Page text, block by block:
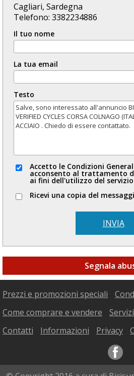
Cagliari, Sardegna
Telefono: 3382234886
Il tuo nome
La tua email
Testo
Accetto le Condizioni
acconsento al trattamento
ai fini dell'utilizzo del
Ricevi una copia del
INVIA
Segnala
Prezzi e promozioni speciali
Come comprare e vendere
Contatti
Informazioni Privacy